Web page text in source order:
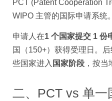
PCT (Patent Cooperation
WIPO 主管的国际申请系统。
申请人在1 个国家提交 1 份
国（150+）获得受理日。
些国家进入 国家阶段 ，按当
二、PCT vs 单一